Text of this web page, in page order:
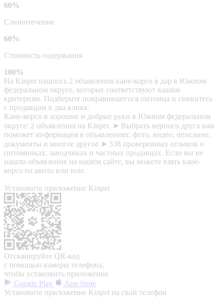
60%
Слюнотечение
60%
Стоимость содержания
100%
На Kinpet нашлось 2 объявления кане-корсо в дар в Южном
федеральном округе, которые соответствуют вашим
критериям. Подберите понравившегося питомца и свяжитесь
с продавцом в два клика.
Кане-корсо в хорошие и добрые руки в Южном федеральном
округе: 2 объявления на Kinpet. ➤ Выбрать верного друга вам
поможет информация в объявлениях: фото, видео, описание,
документы и многое другое ➤ 338 проверенных отзывов о
питомниках, заводчиках и частных продавцах. Если вы не
нашли объявление на нашем сайте, вы можете взять кане-
корсо на авито или юле.
Установите приложение Kinpet
Отсканируйте QR-код
с помощью камеры телефона,
чтобы установить приложение
Google Play
App Store
Установите приложение Kinpet на свой телефон